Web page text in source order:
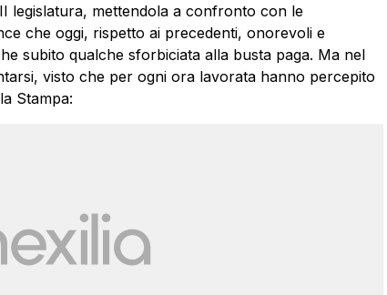
legislatura, mettendola a confronto con le
che oggi, rispetto ai precedenti, onorevoli e
subito qualche sforbiciata alla busta paga. Ma nel
visto che per ogni ora lavorata hanno percepito
Stampa: